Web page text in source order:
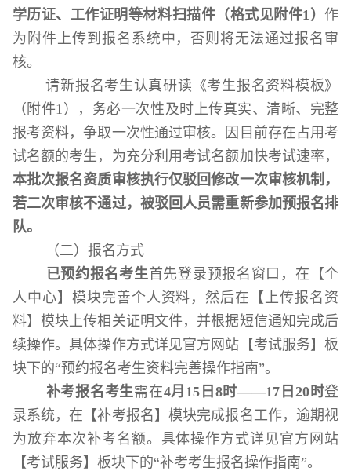
学历证、工作证明等材料扫描件（格式见附件1 ） 作
为附件上传到报名系统中，否则将无法通过报名审
核。
请新报名考生认真研读《考生报名资料模板》
（附件1 ），务必一次性及时上传真实、清晰、完整
报考资料，争取一次性通过审核。因目前存在占用考
试名额的考生，为充分利用考试名额加快考试速率，
本批次报名资质审核执行仅驳回修改一次审核机制，
若二次审核不通过，被驳回人员需重新参加预报名排
队。
（二）报名方式
已预约报名考生首先登录预报名窗口，在【个
人中心】模块完善个人资料，然后在【上传报名资
料】模块上传相关证明文件，并根据短信通知完成后
续操作。具体操作方式详见官方网站【考试服务】板
块下的“预约报名考生资料完善操作指南”。
补考报名考生需在4月 15 日 8时——17 日 20时登
录系统，在【补考报名】模块完成报名工作，逾期视
为放弃本次补考名额。具体操作方式详见官方网站
【考试服务】板块下的“补考考生报名操作指南”。